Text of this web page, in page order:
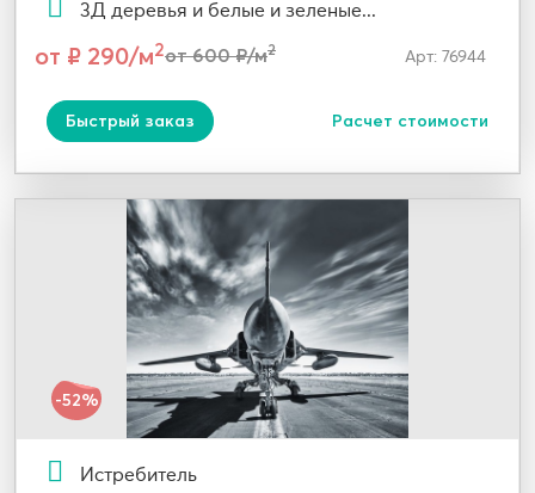
3Д деревья и белые и зеленые...
от ₽ 290/м2от 600 ₽/м2 Арт: 76944
Быстрый заказ Расчет стоимости
-52%
Истребитель